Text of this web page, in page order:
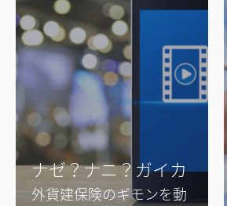
ナゼ？ナニ？ガイカ
外貨建保険のギモンを動